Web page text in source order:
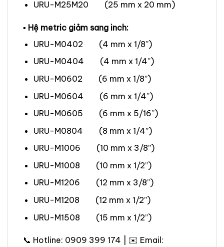
URU-M25M20 (25 mm x 20 mm)
▪ Hệ metric giảm sang inch:
URU-M0402 (4 mm x 1/8”)
URU-M0404 (4 mm x 1/4”)
URU-M0602 (6 mm x 1/8”)
URU-M0604 (6 mm x 1/4”)
URU-M0605 (6 mm x 5/16”)
URU-M0804 (8 mm x 1/4”)
URU-M1006 (10 mm x 3/8”)
URU-M1008 (10 mm x 1/2”)
URU-M1206 (12 mm x 3/8”)
URU-M1208 (12 mm x 1/2”)
URU-M1508 (15 mm x 1/2”)
📞 Hotline: 0909 399 174 | ✉️ Email: